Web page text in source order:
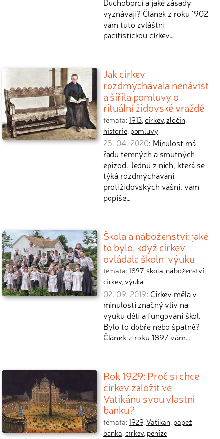
Duchoborci a jaké zásady
vyznávají? Článek z roku 1902
vám tuto zvláštní
pacifistickou církev…
Jak církev
rozdmýchávala nenávist
a šířila pomluvy o
rituální židovské vraždě
témata:1913,církev, zločin,
historie, pomluvy
25. 04. 2020: Minulost má
řadu temných a smutných
epizod. Jednu z nich, která se
týká rozdmýchávání
protižidovských vášní, vám
popíše…
Škola a náboženství: jaké
to bylo, když církev
ovládala školní výuku
témata:1897, škola, náboženství,
církev,výuka
02. 09. 2019: Církev měla v
minulosti značný vliv na
výuku dětí a fungování škol.
Bylo to dobře nebo špatně?
Článek z roku 1897 vám…
Rok 1929: Proč si chce
církev založit ve
Vatikánu svou vlastní
banku?
témata:1929,Vatikán, papež,
banka,církev, peníze